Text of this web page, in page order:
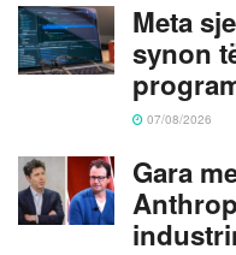
Meta
synon
07/08/2026
Gara